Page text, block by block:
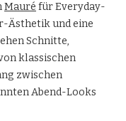
Mauré für Everyday-
Ästhetik und eine
Schnitte,
klassischen
zwischen
Abend-Looks